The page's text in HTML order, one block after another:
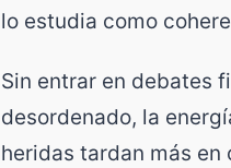
lo estudia como
Sin entrar en debates
desordenado, la
heridas tardan más